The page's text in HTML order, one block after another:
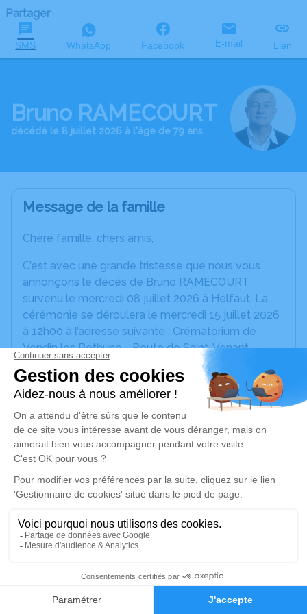
Faire-part Hommages
Partager
SMS WhatsApp Facebook E-mail Lien
Bruno RAMECOURT
décédé le 8 juillet 2026 à l'âge de 79 ans
Message de la famille
Chère famille, chers amis,
C’est avec une grande tristesse que nous vous
annonçons le décès de Bruno RAMECOURT
survenu le mercredi 08 juillet 2026 à Helfaut. La
cérémonie se déroulera le mercredi 15 juillet 2026
à 12h00 à l’adresse suivante : Crématorium de
Vendin les Bethune - Route de Saint-Venant -
62232 Vendin-lès-Béthune.
Nous vous invitons à utiliser cet espace pour
laisser vos condoléances, partager des photos
souvenirs, une anecdote ou exprimer vos pensées
à travers des poèmes ou des textes. Cet endroit
est un lieu d'expression dédié à honorer la
mémoire de Bruno RAMECOURT.
mercredi 15 juillet 2026 à 12h00
Crématorium de Vendin-lès-Béthune
Route de Saint-Venant